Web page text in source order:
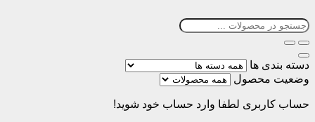
دسته بندی ها
وضعیت محصول
حساب کاربری لطفا وارد حساب خود شوید!